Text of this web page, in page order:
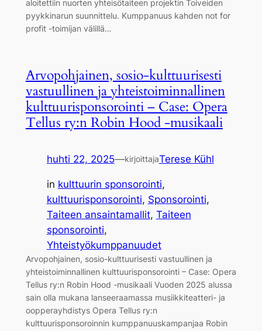
aloitettiin nuorten yhteisötaiteen projektin Toiveiden
pyykkinarun suunnittelu. Kumppanuus kahden not for
profit -toimijan välillä…
Arvopohjainen, sosio-kulttuurisesti
vastuullinen ja yhteistoiminnallinen
kulttuurisponsorointi – Case: Opera
Tellus ry:n Robin Hood -musikaali
huhti 22, 2025—kirjoittajaTerese Kühl
in kulttuurin sponsorointi
kulttuurisponsorointi, Sponsorointi
Taiteen ansaintamallit, Taiteen
sponsorointi
Yhteistyökumppanuudet
Arvopohjainen, sosio-kulttuurisesti vastuullinen ja
yhteistoiminnallinen kulttuurisponsorointi – Case: Opera
Tellus ry:n Robin Hood -musikaali Vuoden 2025 alussa
sain olla mukana lanseeraamassa musiikkiteatteri- ja
oopperayhdistys Opera Tellus ry:n
kulttuurisponsoroinnin kumppanuuskampanjaa Robin